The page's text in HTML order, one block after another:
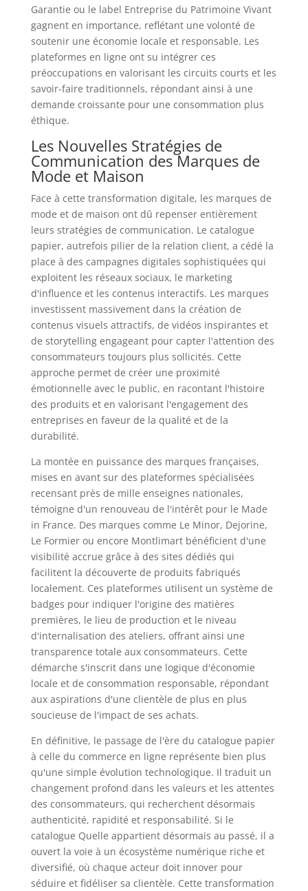
Garantie ou le label Entreprise du Patrimoine Vivant
gagnent en importance, reflétant une volonté de
soutenir une économie locale et responsable. Les
plateformes en ligne ont su intégrer ces
préoccupations en valorisant les circuits courts et les
savoir-faire traditionnels, répondant ainsi à une
demande croissante pour une consommation plus
éthique.
Les Nouvelles Stratégies de
Communication des Marques de
Mode et Maison
Face à cette transformation digitale, les marques de
mode et de maison ont dû repenser entièrement
leurs stratégies de communication. Le catalogue
papier, autrefois pilier de la relation client, a cédé la
place à des campagnes digitales sophistiquées qui
exploitent les réseaux sociaux, le marketing
d'influence et les contenus interactifs. Les marques
investissent massivement dans la création de
contenus visuels attractifs, de vidéos inspirantes et
de storytelling engageant pour capter l'attention des
consommateurs toujours plus sollicités. Cette
approche permet de créer une proximité
émotionnelle avec le public, en racontant l'histoire
des produits et en valorisant l'engagement des
entreprises en faveur de la qualité et de la
durabilité.
La montée en puissance des marques françaises,
mises en avant sur des plateformes spécialisées
recensant près de mille enseignes nationales,
témoigne d'un renouveau de l'intérêt pour le Made
in France. Des marques comme Le Minor, Dejorine,
Le Formier ou encore Montlimart bénéficient d'une
visibilité accrue grâce à des sites dédiés qui
facilitent la découverte de produits fabriqués
localement. Ces plateformes utilisent un système de
badges pour indiquer l'origine des matières
premières, le lieu de production et le niveau
d'internalisation des ateliers, offrant ainsi une
transparence totale aux consommateurs. Cette
démarche s'inscrit dans une logique d'économie
locale et de consommation responsable, répondant
aux aspirations d'une clientèle de plus en plus
soucieuse de l'impact de ses achats.
En définitive, le passage de l'ère du catalogue papier
à celle du commerce en ligne représente bien plus
qu'une simple évolution technologique. Il traduit un
changement profond dans les valeurs et les attentes
des consommateurs, qui recherchent désormais
authenticité, rapidité et responsabilité. Si le
catalogue Quelle appartient désormais au passé, il a
ouvert la voie à un écosystème numérique riche et
diversifié, où chaque acteur doit innover pour
séduire et fidéliser sa clientèle. Cette transformation